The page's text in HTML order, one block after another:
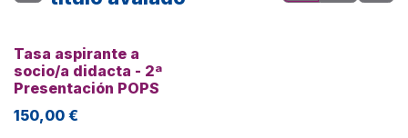
Tasa aspirante a
socio/a didacta - 2ª
Presentación POPS
150,00 €